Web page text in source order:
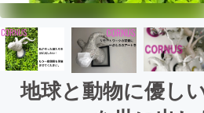
地球と動物に優し